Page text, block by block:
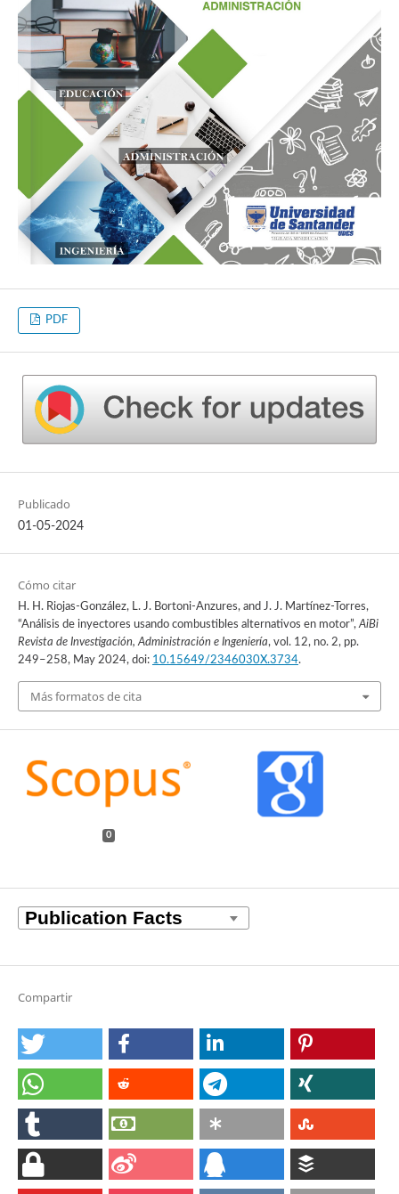
PDF
Publicado
01-05-2024
Cómo citar
H. H. Riojas-González, L. J. Bortoni-Anzures, and J. J. Martínez-Torres,
“Análisis de inyectores usando combustibles alternativos en motor”,AiBi
Revista de Investigación, Administración e Ingeniería, vol. 12, no. 2, pp.
249–258, May 2024, doi: 10.15649/2346030X.3734.
Más formatos de cita
0
Compartir